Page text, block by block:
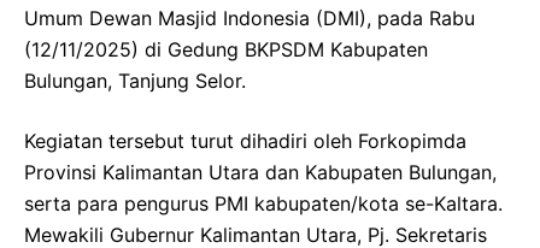
Umum Dewan Masjid Indonesia (DMI), pada Rabu
(12/11/2025) di Gedung BKPSDM Kabupaten
Bulungan, Tanjung Selor.
Kegiatan tersebut turut dihadiri oleh Forkopimda
Provinsi Kalimantan Utara dan Kabupaten Bulungan,
serta para pengurus PMI kabupaten/kota se-Kaltara.
Mewakili Gubernur Kalimantan Utara, Pj. Sekretaris